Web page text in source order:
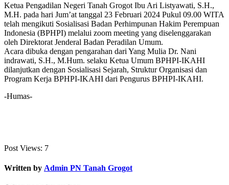
Ketua Pengadilan Negeri Tanah Grogot Ibu Ari Listyawati, S.H.,
M.H. pada hari Jum’at tanggal 23 Februari 2024 Pukul 09.00 WITA
telah mengikuti Sosialisasi Badan Perhimpunan Hakim Perempuan
Indonesia (BPHPI) melalui zoom meeting yang diselenggarakan
oleh Direktorat Jenderal Badan Peradilan Umum.
Acara dibuka dengan pengarahan dari Yang Mulia Dr. Nani
indrawati, S.H., M.Hum. selaku Ketua Umum BPHPI-IKAHI
dilanjutkan dengan Sosialisasi Sejarah, Struktur Organisasi dan
Program Kerja BPHPI-IKAHI dari Pengurus BPHPI-IKAHI.
-Humas-
Post Views: 7
Written by Admin PN Tanah Grogot